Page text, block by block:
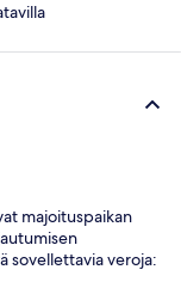
majoituspaikan
sovellettavia veroja: